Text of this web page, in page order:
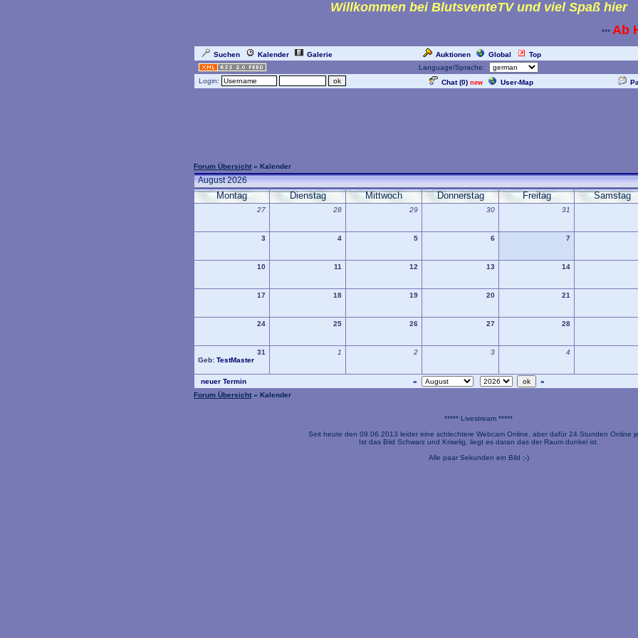
Willkommen bei BlutsventeTV und viel Spaß hier
***Ab
Suchen Kalender Galerie Auktionen Global Top
Language/Sprache:
Login:
Chat (0) new User-Map
Forum Übersicht » Kalender
August 2026
Montag Dienstag Mittwoch Donnerstag Freitag Samstag
27 28 29 30 31
3 4 5 6 7
10 11 12 13 14
17 18 19 20 21
24 25 26 27 28
31
Geb: TestMaster
1 2 3 4
neuer Termin «
»
Forum Übersicht » Kalender
***** Livestream *****
Seit heute den 09.06.2013 leider eine schlechtere Webcam Online, aber dafür 24 Stunden Online
Ist das Bild Schwarz und Kriselig, liegt es daran das der Raum dunkel ist.
Alle paar Sekunden ein Bild ;-)